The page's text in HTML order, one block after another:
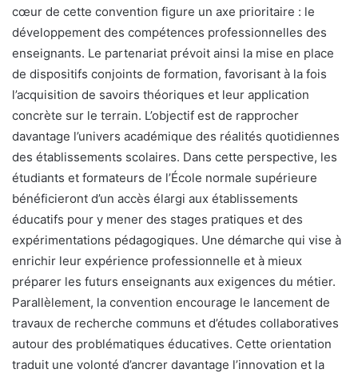
cœur de cette convention figure un axe prioritaire : le
développement des compétences professionnelles des
enseignants. Le partenariat prévoit ainsi la mise en place
de dispositifs conjoints de formation, favorisant à la fois
l’acquisition de savoirs théoriques et leur application
concrète sur le terrain. L’objectif est de rapprocher
davantage l’univers académique des réalités quotidiennes
des établissements scolaires. Dans cette perspective, les
étudiants et formateurs de l’École normale supérieure
bénéficieront d’un accès élargi aux établissements
éducatifs pour y mener des stages pratiques et des
expérimentations pédagogiques. Une démarche qui vise à
enrichir leur expérience professionnelle et à mieux
préparer les futurs enseignants aux exigences du métier.
Parallèlement, la convention encourage le lancement de
travaux de recherche communs et d’études collaboratives
autour des problématiques éducatives. Cette orientation
traduit une volonté d’ancrer davantage l’innovation et la